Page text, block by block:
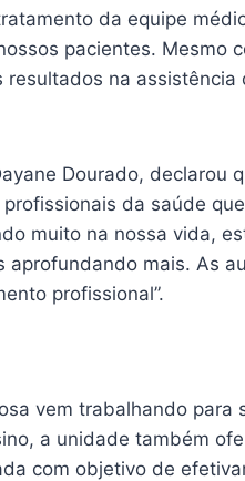
da equipe
pacientes. Mesmo
na
Dourado, declarou
da saúde
muito na nossa vida,
aprofundando mais. As
profissional”.
vem trabalhando para
a unidade também
com objetivo de